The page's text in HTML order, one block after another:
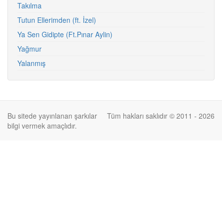
Takılma
Tutun Ellerimden (ft. İzel)
Ya Sen Gidipte (Ft.Pınar Aylin)
Yağmur
Yalanmış
Tüm hakları saklıdır © 2011 - 2026
Bu sitede yayınlanan şarkılar
bilgi vermek amaçlıdır.